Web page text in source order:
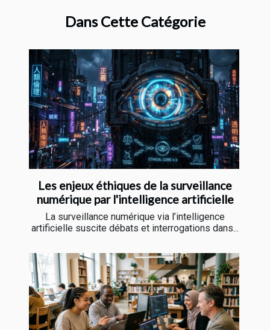
Dans Cette Catégorie
Les enjeux éthiques de la surveillance
numérique par l'intelligence artificielle
La surveillance numérique via l’intelligence
artificielle suscite débats et interrogations dans...